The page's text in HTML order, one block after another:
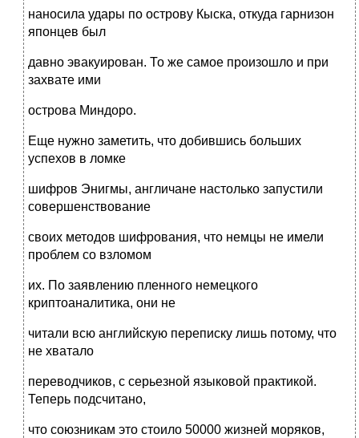
наносила удары по острову Кыска, откуда гарнизон
японцев был
давно эвакуирован. То же самое произошло и при
захвате ими
острова Миндоро.
Еще нужно заметить, что добившись больших
успехов в ломке
шифров Энигмы, англичане настолько запустили
совершенствование
своих методов шифрования, что немцы не имели
проблем со взломом
их. По заявлению пленного немецкого
криптоаналитика, они не
читали всю английскую переписку лишь потому, что
не хватало
переводчиков, с серьезной языковой практикой.
Теперь подсчитано,
что союзникам это стоило 50000 жизней моряков,